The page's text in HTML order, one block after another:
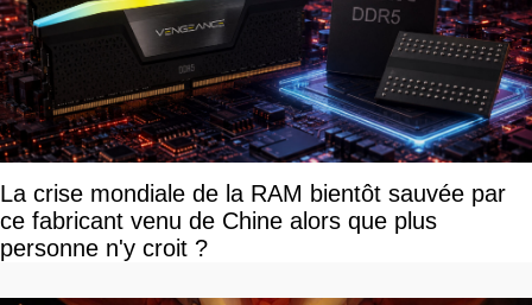
La crise mondiale de la RAM bientôt sauvée par
ce fabricant venu de Chine alors que plus
personne n'y croit ?